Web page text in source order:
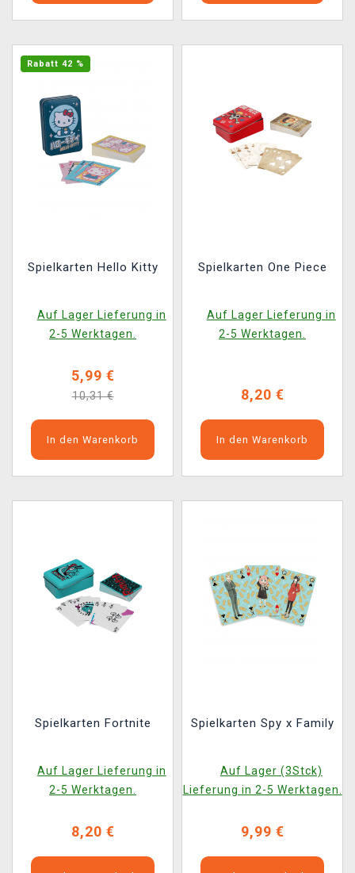
Rabatt 42 %
Spielkarten Hello Kitty
Auf Lager Lieferung in
2-5 Werktagen.
5,99 €
10,31 €
In den Warenkorb
Spielkarten One Piece
Auf Lager Lieferung in
2-5 Werktagen.
8,20 €
In den Warenkorb
Spielkarten Fortnite
Auf Lager Lieferung in
2-5 Werktagen.
8,20 €
Spielkarten Spy x Family
Auf Lager (3Stck)
Lieferung in 2-5 Werktagen.
9,99 €